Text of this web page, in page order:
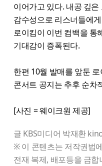
이어가고 있다. 내공 깊
감수성으로 리스너들에
로이킴이 이번 컴백을 통
기대감이 증폭된다.
한편 10월 발매를 앞둔
콘서트 공지는 추후 순차
[사진 = 웨이크원 제공]
글 KBS미디어 박재환
※ 이 콘텐츠는 저작권법
전재 복제, 배포등을 금합